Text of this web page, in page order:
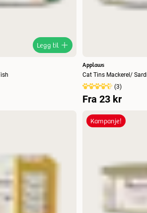
Legg til
Applaws
(3)
Fra 23 kr
Kampanje!